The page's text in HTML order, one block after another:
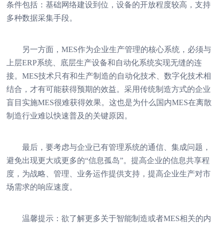
条件包括：基础网络建设到位，设备的开放程度较高，支持
多种数据采集手段。
另一方面，MES作为企业生产管理的核心系统，必须与
上层ERP系统、底层生产设备和自动化系统实现无缝的连
接。MES技术只有和生产制造的自动化技术、数字化技术相
结合，才有可能获得预期的效益。采用传统制造方式的企业
盲目实施MES很难获得效果。这也是为什么国内MES在离散
制造行业难以快速普及的关键原因。
最后，要考虑与企业已有管理系统的通信、集成问题，
避免出现更大或更多的“信息孤岛”。提高企业的信息共享程
度，为战略、管理、业务运作提供支持，提高企业生产对市
场需求的响应速度。
温馨提示：欲了解更多关于智能制造或者MES相关的内